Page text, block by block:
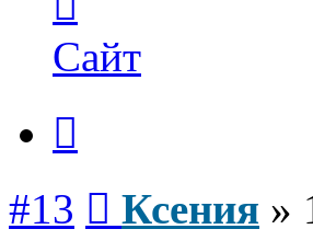
пользователя
Ксения
Сайт
#13 Ксения »